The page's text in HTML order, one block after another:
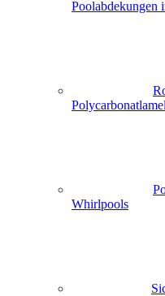
Poolabdekungen
Whirlpools